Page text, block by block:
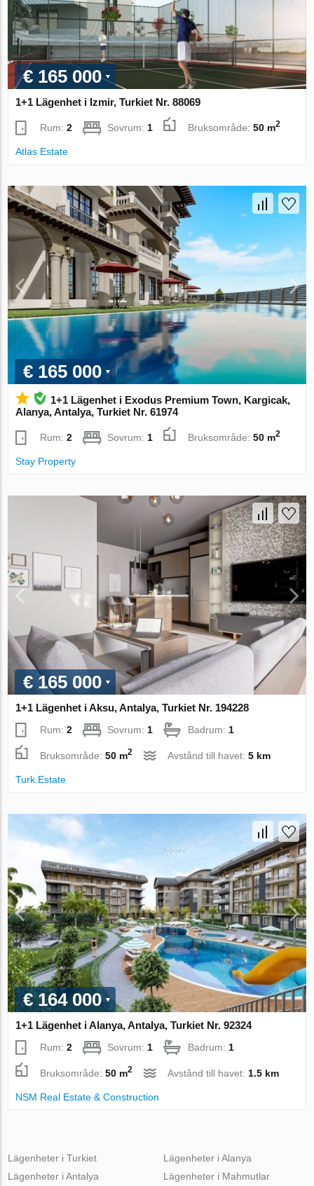
€ 165 000
1+1 Lägenhet i Izmir, Turkiet Nr. 88069
Rum:2 Sovrum: 1 Bruksområde:50 m2
Atlas Estate
€ 165 000
1+1 Lägenhet i Exodus Premium Town, Kargicak,
Alanya, Antalya, Turkiet Nr. 61974
Rum:2 Sovrum: 1 Bruksområde:50 m2
Stay Property
€ 165 000
1+1 Lägenhet i Aksu, Antalya, Turkiet Nr. 194228
Rum:2 Sovrum: 1 Badrum: 1
Bruksområde:50 m2 Avstånd till havet:5 km
Turk.Estate
€ 164 000
1+1 Lägenhet i Alanya, Antalya, Turkiet Nr. 92324
Rum:2 Sovrum:1 Badrum:1
Bruksområde:50 m2 Avstånd till havet: 1.5 km
NSM Real Estate & Construction
Lägenheter i Turkiet
Lägenheter i Antalya
Lägenheter i Alanya
Lägenheter i Mahmutlar